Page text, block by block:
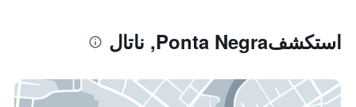
استكشفPonta Negra, ناتال